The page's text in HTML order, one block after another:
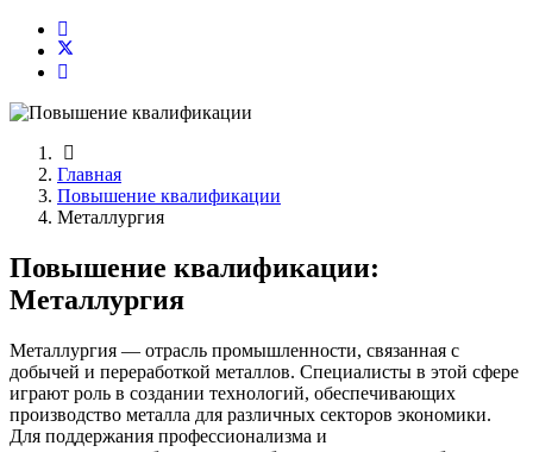
Главная
Повышение квалификации
Металлургия
Повышение квалификации:
Металлургия
Металлургия — отрасль промышленности, связанная с
добычей и переработкой металлов. Специалисты в этой сфере
играют роль в создании технологий, обеспечивающих
производство металла для различных секторов экономики.
Для поддержания профессионализма и